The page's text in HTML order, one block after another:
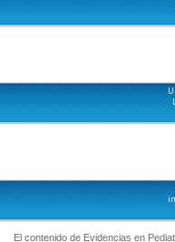
El contenido de Evidencias en